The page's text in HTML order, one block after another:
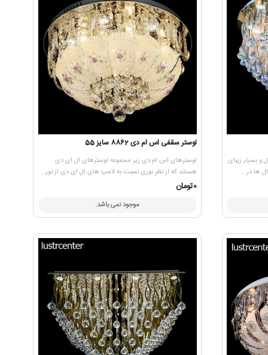
و بسیار زیبای
ها در ..
لوستر سقفی اس ام دی 8862 سایز 55
لوسترهای اس ام دی زیر مجموعه لوسترهای ال ای دی
هستند که از نظر نوری نسبت به لامپ های ال ای دی از نور..
0تومان
موجود نمی باشد.